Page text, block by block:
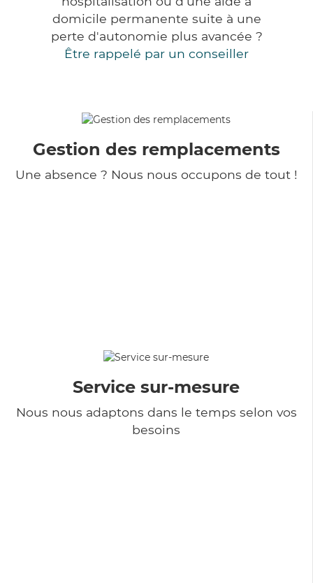
domicile permanente suite à une
perte d'autonomie plus avancée ?
Être rappelé par un conseiller
Gestion des remplacements
Une absence ? Nous nous occupons de tout !
Service sur-mesure
Nous nous adaptons dans le temps selon vos
besoins